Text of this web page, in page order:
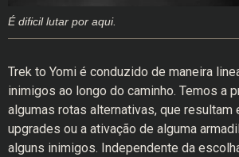
É dificil lutar por aqui.
Trek to Yomi é conduzido de maneira
inimigos ao longo do caminho. Temos a
algumas rotas alternativas, que resultam
upgrades ou a ativação de alguma
alguns inimigos. Independente da